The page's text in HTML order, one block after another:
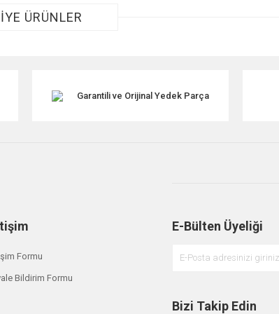
ÜRÜNLER
Garantili ve Orijinal Yedek Parça
Formu
Bildirim Formu
E-Bülten Üyeliği
Bizi Takip Edin